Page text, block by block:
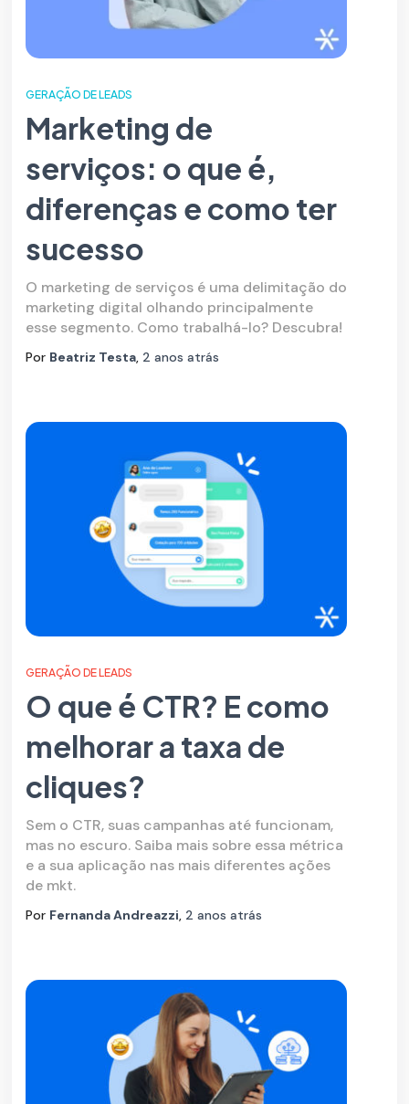
GERAÇÃO DE LEADS
Marketing de
serviços: o que é,
diferenças e como ter
sucesso
O marketing de serviços é uma delimitação do
marketing digital olhando principalmente
esse segmento. Como trabalhá-lo? Descubra!
Por Beatriz Testa, 2 anos atrás
GERAÇÃO DE LEADS
O que é CTR? E como
melhorar a taxa de
cliques?
Sem o CTR, suas campanhas até funcionam,
mas no escuro. Saiba mais sobre essa métrica
e a sua aplicação nas mais diferentes ações
de mkt.
Por Fernanda Andreazzi, 2 anos atrás